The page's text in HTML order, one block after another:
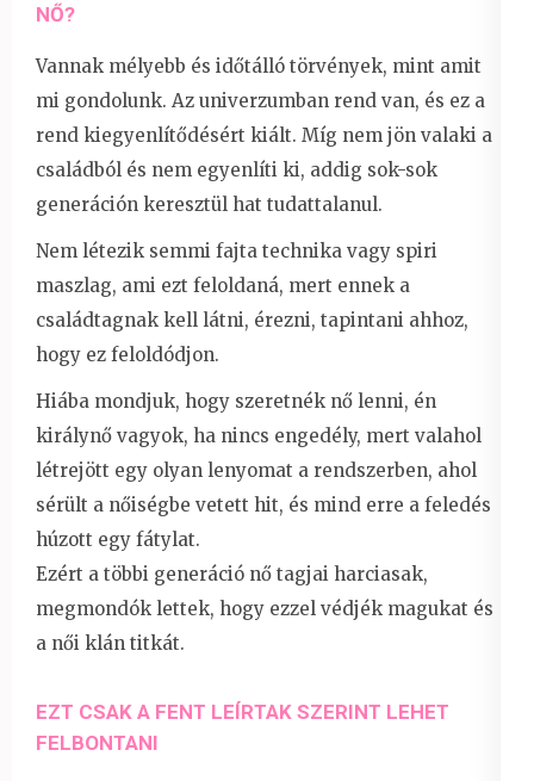
NŐ?
Vannak mélyebb és időtálló törvények, mint amit
mi gondolunk. Az univerzumban rend van, és ez a
rend kiegyenlítődésért kiált. Míg nem jön valaki a
családból és nem egyenlíti ki, addig sok-sok
generáción keresztül hat tudattalanul.
Nem létezik semmi fajta technika vagy spiri
maszlag, ami ezt feloldaná, mert ennek a
családtagnak kell látni, érezni, tapintani ahhoz,
hogy ez feloldódjon.
Hiába mondjuk, hogy szeretnék nő lenni, én
királynő vagyok, ha nincs engedély, mert valahol
létrejött egy olyan lenyomat a rendszerben, ahol
sérült a nőiségbe vetett hit, és mind erre a feledés
húzott egy fátylat.
Ezért a többi generáció nő tagjai harciasak,
megmondók lettek, hogy ezzel védjék magukat és
a női klán titkát.
EZT CSAK A FENT LEÍRTAK SZERINT LEHET
FELBONTANI